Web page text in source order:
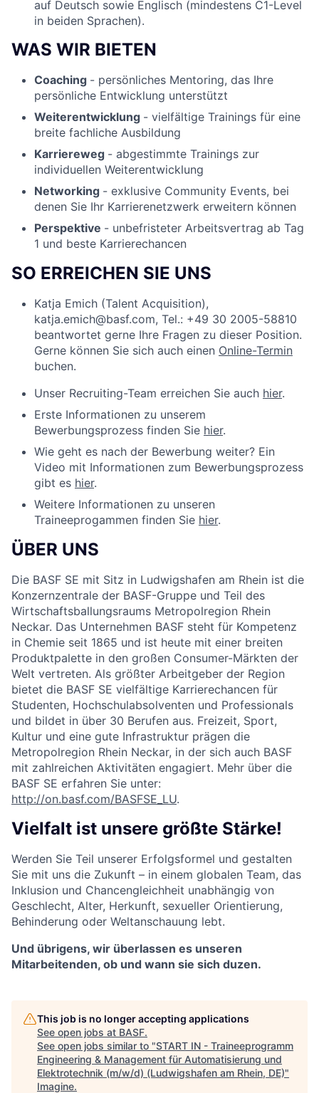
auf Deutsch sowie Englisch (mindestens C1-Level
in beiden Sprachen).
WAS WIR BIETEN
Coaching - persönliches Mentoring, das Ihre
persönliche Entwicklung unterstützt
Weiterentwicklung - vielfältige Trainings für eine
breite fachliche Ausbildung
Karriereweg - abgestimmte Trainings zur
individuellen Weiterentwicklung
Networking - exklusive Community Events, bei
denen Sie Ihr Karrierenetzwerk erweitern können
Perspektive - unbefristeter Arbeitsvertrag ab Tag
1 und beste Karrierechancen
SO ERREICHEN SIE UNS
Katja Emich (Talent Acquisition),
katja.emich@basf.com, Tel.: +49 30 2005-58810
beantwortet gerne Ihre Fragen zu dieser Position.
Gerne können Sie sich auch einen Online-Termin
buchen.
Unser Recruiting-Team erreichen Sie auch hier.
Erste Informationen zu unserem
Bewerbungsprozess finden Sie hier.
Wie geht es nach der Bewerbung weiter? Ein
Video mit Informationen zum Bewerbungsprozess
gibt es hier.
Weitere Informationen zu unseren
Traineeprogammen finden Sie hier.
ÜBER UNS
Die BASF SE mit Sitz in Ludwigshafen am Rhein ist die
Konzernzentrale der BASF-Gruppe und Teil des
Wirtschaftsballungsraums Metropolregion Rhein
Neckar. Das Unternehmen BASF steht für Kompetenz
in Chemie seit 1865 und ist heute mit einer breiten
Produktpalette in den großen Consumer-Märkten der
Welt vertreten. Als größter Arbeitgeber der Region
bietet die BASF SE vielfältige Karrierechancen für
Studenten, Hochschulabsolventen und Professionals
und bildet in über 30 Berufen aus. Freizeit, Sport,
Kultur und eine gute Infrastruktur prägen die
Metropolregion Rhein Neckar, in der sich auch BASF
mit zahlreichen Aktivitäten engagiert. Mehr über die
BASF SE erfahren Sie unter:
http://on.basf.com/BASFSE_LU.
Vielfalt ist unsere größte Stärke!
Werden Sie Teil unserer Erfolgsformel und gestalten
Sie mit uns die Zukunft – in einem globalen Team, das
Inklusion und Chancengleichheit unabhängig von
Geschlecht, Alter, Herkunft, sexueller Orientierung,
Behinderung oder Weltanschauung lebt.
Und übrigens, wir überlassen es unseren
Mitarbeitenden, ob und wann sie sich duzen.
This job is no longer accepting applications
See open jobs at BASF.
See open jobs similar to "START IN - Traineeprogramm
Engineering & Management für Automatisierung und
Elektrotechnik (m/w/d) (Ludwigshafen am Rhein, DE)"
Imagine.